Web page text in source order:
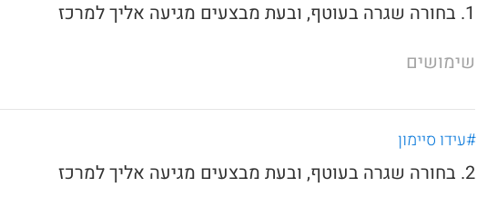
1. בחורה שגרה בעוטף, ובעת מבצעים מגיעה אליך למרכז
שימושים
#עידו סיימון
2. בחורה שגרה בעוטף, ובעת מבצעים מגיעה אליך למרכז